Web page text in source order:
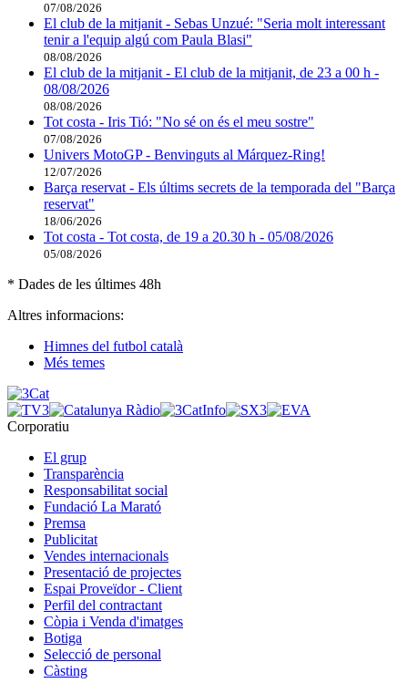
07/08/2026
El club de la mitjanit - Sebas Unzué: "Seria molt interessant
tenir a l'equip algú com Paula Blasi"
08/08/2026
El club de la mitjanit - El club de la mitjanit, de 23 a 00 h -
08/08/2026
08/08/2026
Tot costa - Iris Tió: "No sé on és el meu sostre"
07/08/2026
Univers MotoGP - Benvinguts al Márquez-Ring!
12/07/2026
Barça reservat - Els últims secrets de la temporada del "Barça
reservat"
18/06/2026
Tot costa - Tot costa, de 19 a 20.30 h - 05/08/2026
05/08/2026
* Dades de les últimes 48h
Altres informacions:
Himnes del futbol català
Més temes
Corporatiu
El grup
Transparència
Responsabilitat social
Fundació La Marató
Premsa
Publicitat
Vendes internacionals
Presentació de projectes
Espai Proveïdor - Client
Perfil del contractant
Còpia i Venda d'imatges
Botiga
Selecció de personal
Càsting